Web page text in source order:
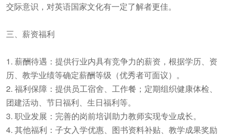
交际意识，对英语国家文化有一定了解者更佳。
三、薪资福利
1. 薪酬待遇：提供行业内具有竞争力的薪资，根据学历、资
历、教学业绩等确定薪酬等级（优秀者可面议）。
2. 福利保障：提供员工宿舍、工作餐；定期组织健康体检、
团建活动、节日福利、生日福利等。
3. 职业发展：完善的岗前培训助力教师实现专业成长。
4. 其他福利：子女入学优惠、图书资料补贴、教学成果奖励